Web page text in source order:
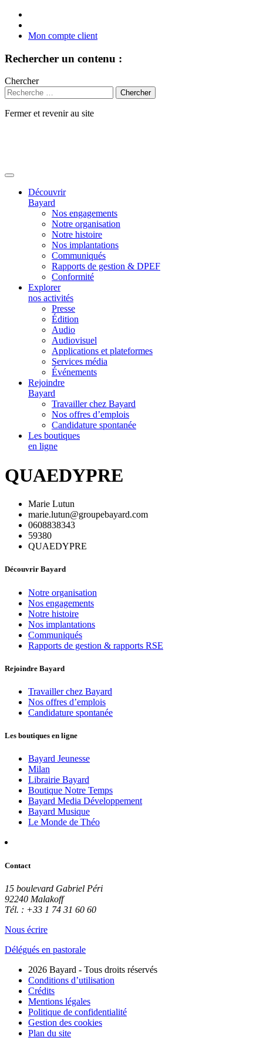
Mon compte client
Rechercher un contenu :
Chercher
Fermer et revenir au site
Découvrir
Bayard
Nos engagements
Notre organisation
Notre histoire
Nos implantations
Communiqués
Rapports de gestion & DPEF
Conformité
Explorer
nos activités
Presse
Édition
Audio
Audiovisuel
Applications et plateformes
Services média
Événements
Rejoindre
Bayard
Travailler chez Bayard
Nos offres d’emplois
Candidature spontanée
Les boutiques
en ligne
QUAEDYPRE
Marie Lutun
marie.lutun@groupebayard.com
0608838343
59380
QUAEDYPRE
Découvrir Bayard
Notre organisation
Nos engagements
Notre histoire
Nos implantations
Communiqués
Rapports de gestion & rapports RSE
Rejoindre Bayard
Travailler chez Bayard
Nos offres d’emplois
Candidature spontanée
Les boutiques en ligne
Bayard Jeunesse
Milan
Librairie Bayard
Boutique Notre Temps
Bayard Media Développement
Bayard Musique
Le Monde de Théo
Contact
15 boulevard Gabriel Péri
92240 Malakoff
Tél. : +33 1 74 31 60 60
Nous écrire
Délégués en pastorale
2026 Bayard - Tous droits réservés
Conditions d’utilisation
Crédits
Mentions légales
Politique de confidentialité
Gestion des cookies
Plan du site